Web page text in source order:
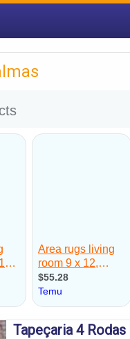
Tapeçaria 4 Rodas